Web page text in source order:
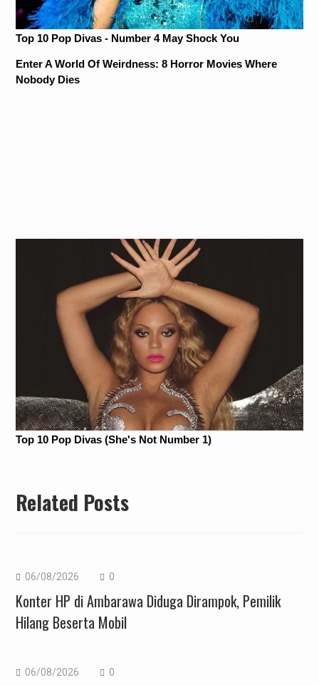
Related Posts
06/08/2026 0
Konter HP di Ambarawa Diduga Dirampok, Pemilik
Hilang Beserta Mobil
06/08/2026 0